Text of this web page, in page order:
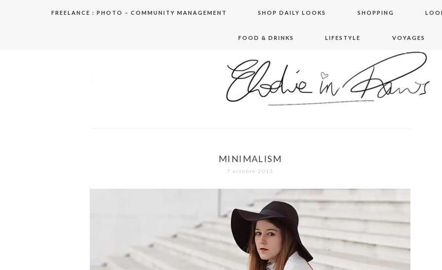
FREELANCE : PHOTO – COMMUNITY MANAGEMENT SHOP DAILY LOOKS SHOPPING
FOOD & DRINKS LIFESTYLE VOYAGES
elodie in paris
MINIMALISM
7 octobre 2013